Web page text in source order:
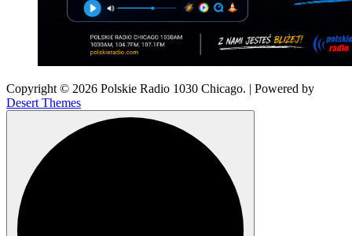
Copyright © 2026 Polskie Radio 1030 Chicago. | Powered by
Desert Themes